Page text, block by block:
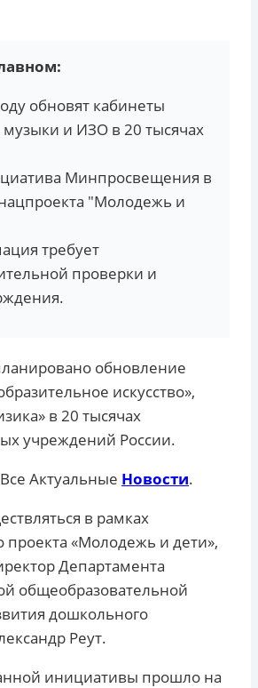
обновят кабинеты
и ИЗО в 20 тысячах
Минпросвещения в
"Молодежь и
требует
проверки и
обновление
искусство»,
в 20 тысячах
учреждений России.
Актуальные Новости.
в рамках
проекта «Молодежь и дети»,
Департамента
общеобразовательной
дошкольного
Реут.
инициативы прошло на